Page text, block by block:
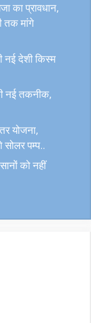
का प्रावधान,
तक मांगे
नई देशी किस्म
नई तकनीक,
योजना,
पम्प..
को नहीं